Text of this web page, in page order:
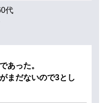
代
あった。
まだないので3とし